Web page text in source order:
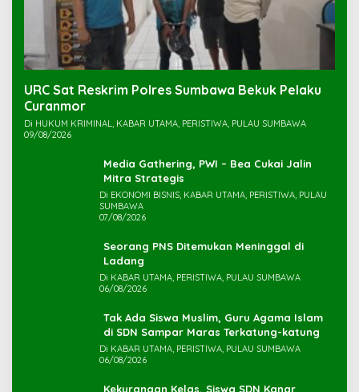
URC Sat Reskrim Polres Sumbawa Bekuk Pelaku
Di HUKUM KRIMINAL, KABAR UTAMA, PERISTIWA, PULAU SUMBAWA
09/08/2026
Media Gathering, PWI – Bea Cukai Jalin
Mitra Strategis
Di EKONOMI BISNIS, KABAR UTAMA, PERISTIWA, PULAU
SUMBAWA
07/08/2026
Seorang PNS Ditemukan Meninggal di
Ladang
Di KABAR UTAMA, PERISTIWA, PULAU SUMBAWA
06/08/2026
Tak Ada Siswa Muslim, Guru Agama Islam
di SDN Sampar Maras Terkatung-katung ‎
Di KABAR UTAMA, PERISTIWA, PULAU SUMBAWA
06/08/2026
Kekurangan Kelas, Siswa SDN Kanar